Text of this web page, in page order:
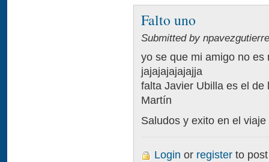
Falto uno
Submitted by
yo se que mi amigo no
jajajajajajajja
falta Javier Ubilla es el
Martín
Saludos y exito en el viaje
Login or register to